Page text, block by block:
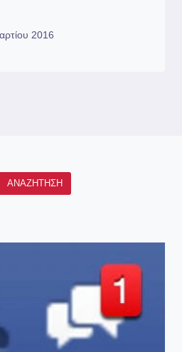
2016
ΑΝΑΖΉΤΗΣΗ